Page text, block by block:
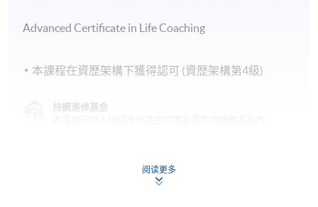
1
人生教練導論
69
Advanced Certificate in Life Coaching
本課程在資歴架構下獲得認可 (資歴架構第4級)
持續進修基金
阅读更多